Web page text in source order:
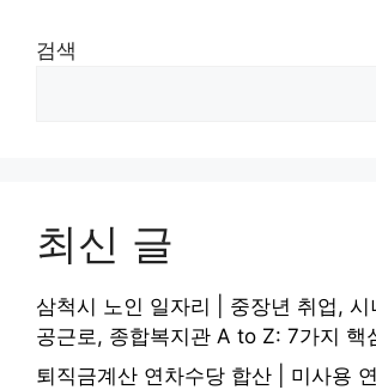
검색
최신 글
삼척시 노인 일자리 | 중장년 취업, 시
공근로, 종합복지관 A to Z: 7가지 핵
퇴직금계산 연차수당 합산 | 미사용